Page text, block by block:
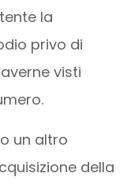
la
privo di
visti
un altro
della